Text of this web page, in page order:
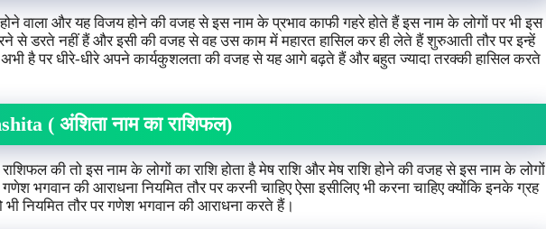
वाला और यह विजय होने की वजह से इस नाम के प्रभाव काफी गहरे होते हैं इस नाम के लोगों पर भी इस
से डरते नहीं हैं और इसी की वजह से वह उस काम में महारत हासिल कर ही लेते हैं शुरुआती तौर पर इन्हें
अभी है पर धीरे-धीरे अपने कार्यकुशलता की वजह से यह आगे बढ़ते हैं और बहुत ज्यादा तरक्की हासिल करते
( अंशिता नाम का राशिफल)
की तो इस नाम के लोगों का राशि होता है मेष राशि और मेष राशि होने की वजह से इस नाम के लोगों
गणेश भगवान की आराधना नियमित तौर पर करनी चाहिए ऐसा इसीलिए भी करना चाहिए क्योंकि इनके ग्रह
भी नियमित तौर पर गणेश भगवान की आराधना करते हैं।